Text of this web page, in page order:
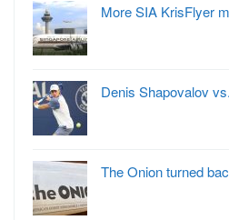
More SIA KrisFlyer
Denis Shapovalov
The Onion turned